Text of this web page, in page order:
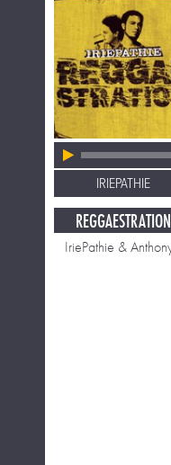
IRIEPATHIE
REGGAESTRATION